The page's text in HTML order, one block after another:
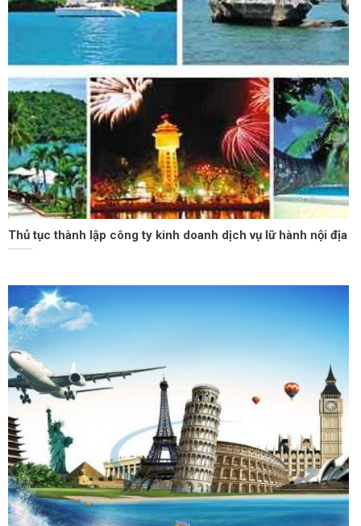
Thủ tục thành lập công ty kinh doanh dịch vụ lữ hành nội địa